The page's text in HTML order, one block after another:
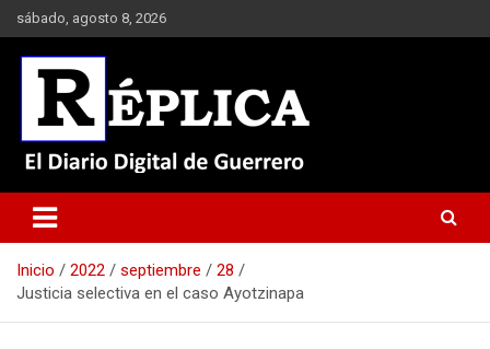
Saltar
al
contenido
sábado, agosto 8, 2026
Réplica
Inicio 2022 septiembre
28
Justicia selectiva en el caso Ayotzinapa